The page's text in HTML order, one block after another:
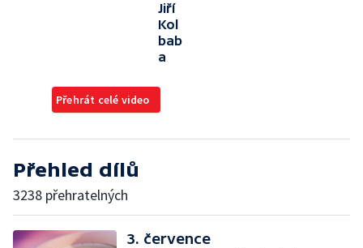
Jiří
Kol
bab
a
Přehrát celé video
Přehled dílů
3238 přehratelných
3. července